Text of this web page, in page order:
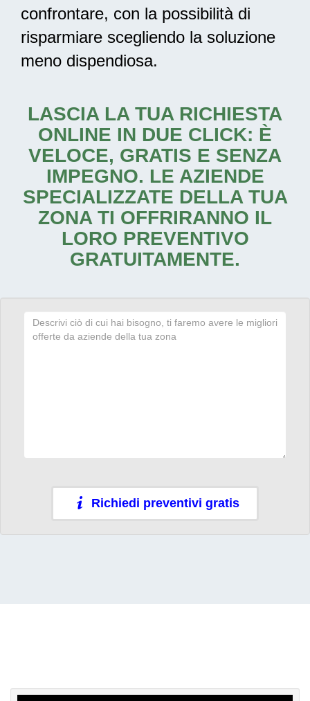
confrontare, con la possibilità di
risparmiare scegliendo la soluzione
meno dispendiosa.
LASCIA LA TUA RICHIESTA
ONLINE IN DUE CLICK: È
VELOCE, GRATIS E SENZA
IMPEGNO. LE AZIENDE
SPECIALIZZATE DELLA TUA
ZONA TI OFFRIRANNO IL
LORO PREVENTIVO
GRATUITAMENTE.
Richiedi preventivi gratis